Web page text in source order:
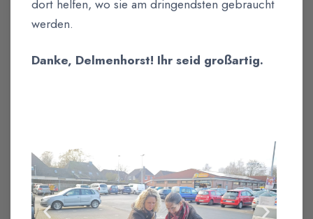
dort helfen, wo sie am dringendsten gebraucht
werden.
Danke, Delmenhorst! Ihr seid großartig.